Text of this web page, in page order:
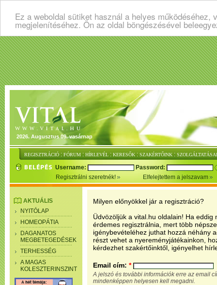
Ez a weboldal sütiket használ a helyes
megjelenítéséhez. Ön az oldal böngészésével
2026. Augusztus 09. vasárnap
REGISZTRÁCIÓ : FÓRUM : HÍRLEVÉL : KERESŐK : SZAKÉRTŐINK :
Username:
Password:
Regisztrálni szeretnék!
Elfelejtettem a jelszavam
AKTUÁLIS
NYITÓLAP
HOMEOPÁTIA
DAGANATOS
MEGBETEGEDÉSEK
TERHESSÉG
A MAGAS
KOLESZTERINSZINT
Milyen előnyökkel jár a regisztráció?
Üdvözöljük a vital.hu oldalain! Ha eddig
érdemes regisztrálnia, mert több
igénybevételéhez juthat hozzá néhány
részt vehet a nyereményjátékainkon,
kérdezhet szakértőinktől, igényelhet
Email cím: *
A jelszó és további információk erre az email
mindenképpen helyesen kell megadni.